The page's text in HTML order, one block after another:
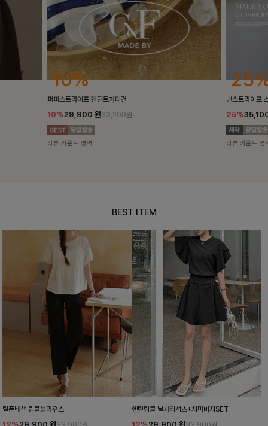
25%
밴스트라이프 스트링원피스
25%35,100 원46,800원
리뷰 카운트 영역
10%
[5천장돌파/
10%
리뷰 카운트 영
BEST ITEM
릴픈배색 링클블라우스 헨틴링클 날개티셔츠+치마바지SET